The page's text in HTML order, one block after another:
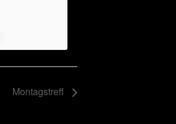
Montagstreff